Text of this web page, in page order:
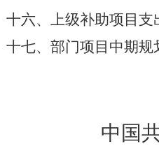
十六、上级补助项目支
十七、部门项目中期规
中国